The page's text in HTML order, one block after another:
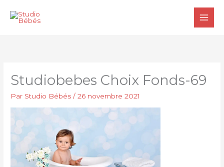
Studiobebes Choix Fonds-69
Par Studio Bébés/26 novembre 2021